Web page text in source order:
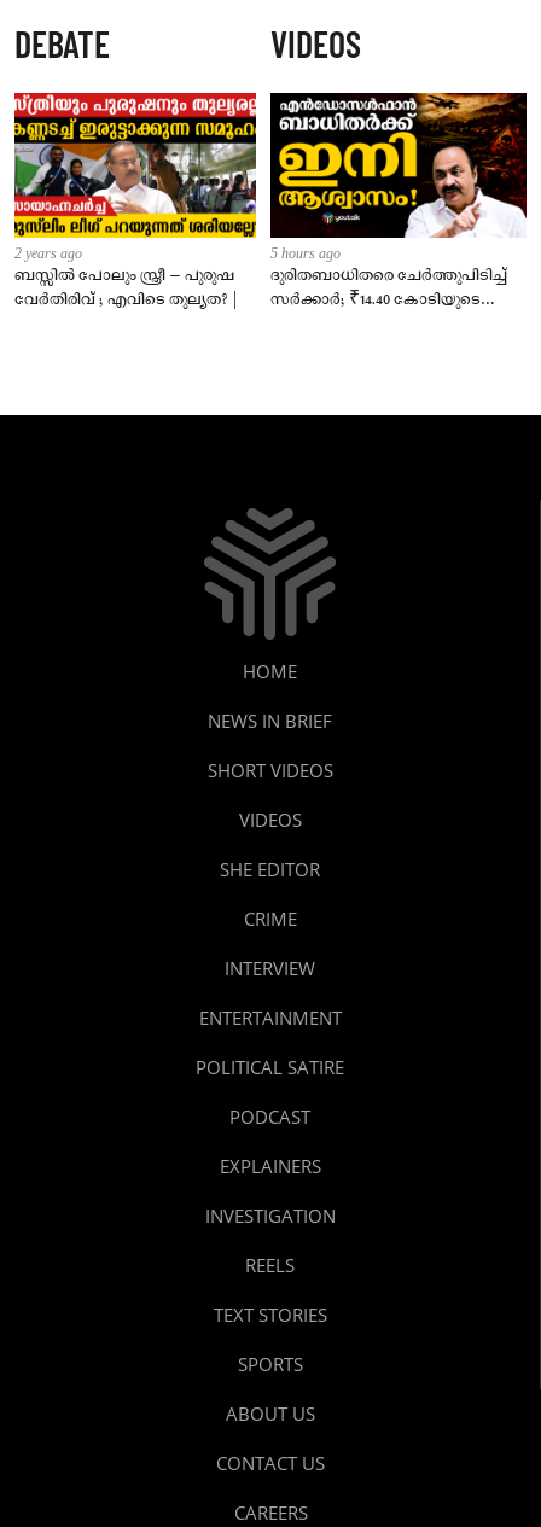
DEBATE
2 years ago
ബസ്സിൽ പോലും സ്ത്രീ – പുരുഷ
വേർതിരിവ് ; എവിടെ തുല്യത? |
VIDEOS
5 hours ago
ദുരിതബാധിതരെ ചേർത്തുപിടിച്ച്
സർക്കാർ; ₹14.40 കോടിയുടെ
HOME
NEWS IN BRIEF
SHORT VIDEOS
VIDEOS
SHE EDITOR
CRIME
INTERVIEW
ENTERTAINMENT
POLITICAL SATIRE
PODCAST
EXPLAINERS
INVESTIGATION
REELS
TEXT STORIES
SPORTS
ABOUT US
CONTACT US
CAREERS